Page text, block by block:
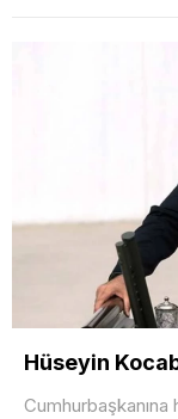
Hüseyin
Cumhurbaşkanına